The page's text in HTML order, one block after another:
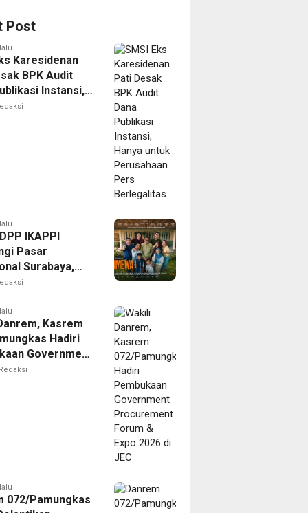
Post
Karesidenan
BPK Audit
Instansi,
Perusahaan
IKAPPI
Pasar
Surabaya,
dengan
Kasrem
Hadiri
Government
Forum &
Redaksi
072/Pamungkas